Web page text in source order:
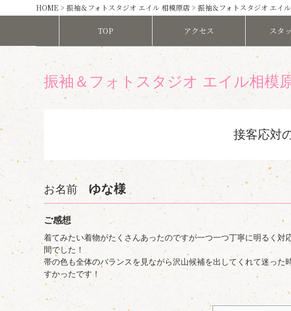
HOME > 振袖＆フォトスタジオ エイル 相模原店 > 振袖＆フォトスタジオ エイ
TOP アクセス スタ
振袖＆フォトスタジオ エイル相模
接客応対
お名前 ゆな様
ご感想
着てみたい着物がたくさんあったのですが一つ一つ丁寧に明るく対
間でした！
帯の色も全体のバランスを見ながら沢山候補を出してくれて迷った
すかったです！